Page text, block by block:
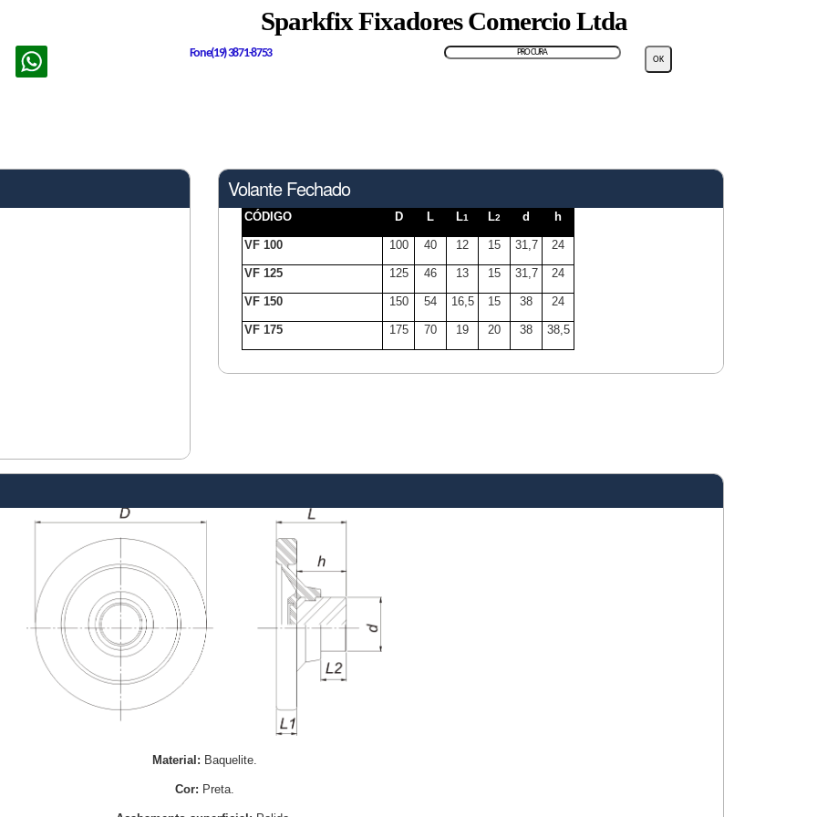
Sparkfix Fixadores Comercio Ltda
Fone(19) 3871-8753
Volante Fechado
CÓDIGO D L L1 L2 d h
VF 100 100 40 12 15 31,7 24
VF 125 125 46 13 15 31,7 24
VF 150 150 54 16,5 15 38 24
VF 175 175 70 19 20 38 38,5
Material: Baquelite.
Cor: Preta.